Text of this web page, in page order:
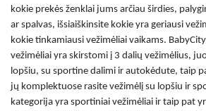
kokie prekės ženklai jums arčiau širdies,
ar spalvas, išsiaiškinsite kokie yra geriausi
kokie tinkamiausi vežimėliai vaikams.
vežimėliai yra skirstomi į 3 dalių vežimėlius,
lopšiu, su sportine dalimi ir autokėdute, taip
jų komplektuose rasite vežimėlį su lopšiu ir
kategorija yra sportiniai vežimėliai ir taip pat